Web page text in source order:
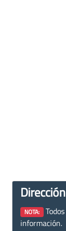
NOTA:
información.